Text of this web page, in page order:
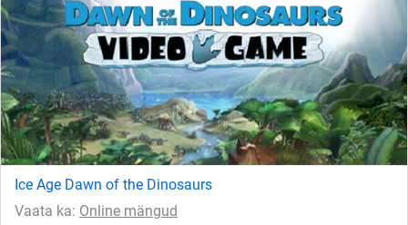
Ice Age Dawn of the Dinosaurs
Vaata ka: Online mängud